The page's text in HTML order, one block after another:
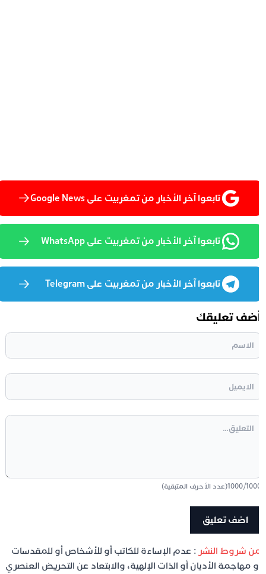
تابعوا آخر الأخبار من تمغربيت على Google News
تابعوا آخر الأخبار من تمغربيت على WhatsApp
تابعوا آخر الأخبار من تمغربيت على Telegram
تعليقك
/
1000(عدد الأحرف المتبقية)
شروط النشر: عدم الإساءة للكاتب أو للأشخاص أو للمقدسات
مهاجمة الأديان أو الذات الإلهية، والابتعاد عن التحريض العنصري